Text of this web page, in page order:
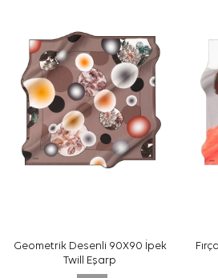
Yıkama ve bakım için ürün
izleyiniz. İpek ve hassas eşarplarda
gerektiğindeAker İpek Eşarp
edilebilir.
Sıkça Sorulan Sorular
Bu eşarbın ölçüsü nedir?
Ürün hangi kumaş kalitesine
Deseni hangi renklerden oluşur?
Geometrik Desenli 90X90 İpek
Twill Eşarp